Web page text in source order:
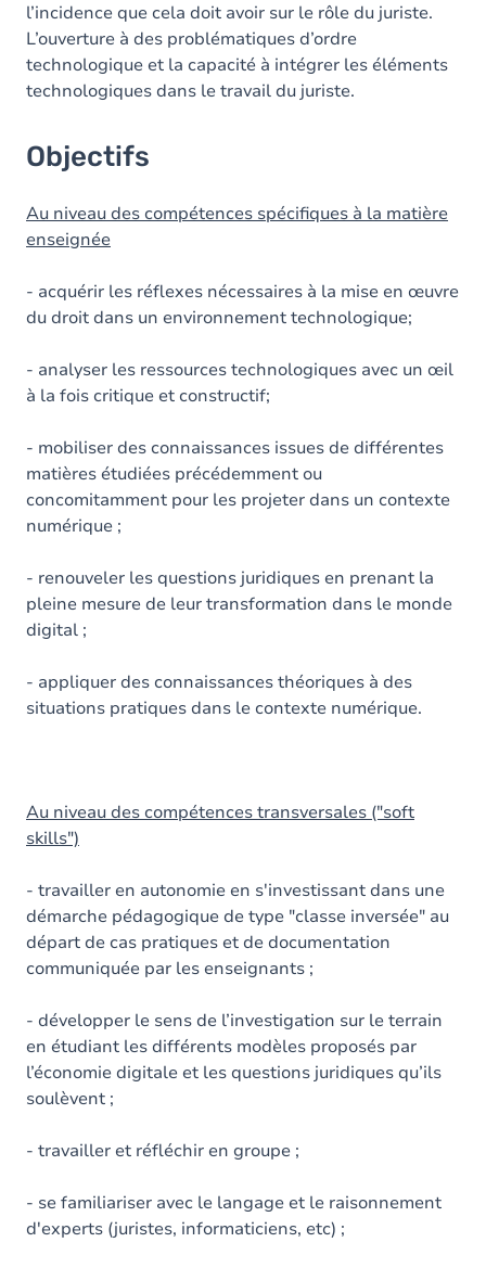
l’incidence que cela doit avoir sur le rôle du juriste.
L’ouverture à des problématiques d’ordre
technologique et la capacité à intégrer les éléments
technologiques dans le travail du juriste.
Objectifs
Au niveau des compétences spécifiques à la matière
enseignée
- acquérir les réflexes nécessaires à la mise en œuvre
du droit dans un environnement technologique;
- analyser les ressources technologiques avec un œil
à la fois critique et constructif;
- mobiliser des connaissances issues de différentes
matières étudiées précédemment ou
concomitamment pour les projeter dans un contexte
numérique ;
- renouveler les questions juridiques en prenant la
pleine mesure de leur transformation dans le monde
digital ;
- appliquer des connaissances théoriques à des
situations pratiques dans le contexte numérique.
Au niveau des compétences transversales ("soft
skills")
- travailler en autonomie en s'investissant dans une
démarche pédagogique de type "classe inversée" au
départ de cas pratiques et de documentation
communiquée par les enseignants ;
- développer le sens de l’investigation sur le terrain
en étudiant les différents modèles proposés par
l’économie digitale et les questions juridiques qu’ils
soulèvent ;
- travailler et réfléchir en groupe ;
- se familiariser avec le langage et le raisonnement
d'experts (juristes, informaticiens, etc) ;